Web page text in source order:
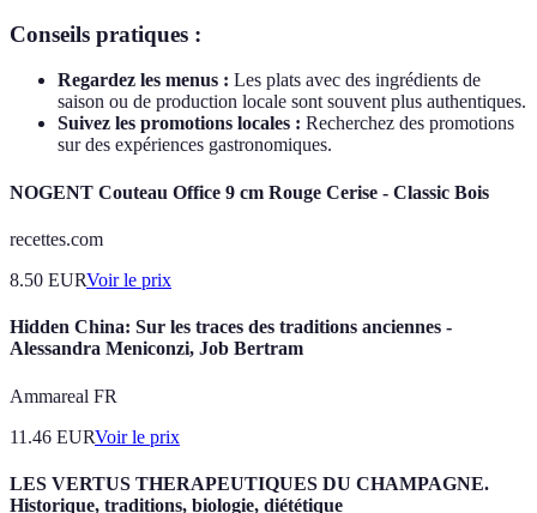
Conseils pratiques :
Regardez les menus : Les plats avec des ingrédients de
saison ou de production locale sont souvent plus authentiques.
Suivez les promotions locales : Recherchez des promotions
sur des expériences gastronomiques.
NOGENT Couteau Office 9 cm Rouge Cerise - Classic Bois
recettes.com
8.50 EURVoir le prix
Hidden China: Sur les traces des traditions anciennes -
Alessandra Meniconzi, Job Bertram
Ammareal FR
11.46 EURVoir le prix
LES VERTUS THERAPEUTIQUES DU CHAMPAGNE.
Historique, traditions, biologie, diététique